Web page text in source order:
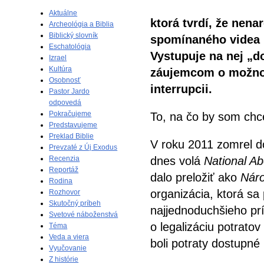
Aktuálne
Archeológia a Biblia
Biblický slovník
Eschatológia
Izrael
Kultúra
Osobnosť
Pastor Jardo
odpovedá
Pokračujeme
Predstavujeme
Preklad Biblie
Prevzaté z Új Exodus
Recenzia
Reportáž
Rodina
Rozhovor
Skutočný príbeh
Svetové náboženstvá
Téma
Veda a viera
Vyučovanie
Z histórie
ktorá tvrdí, že
spomínaného
Vystupuje na nej
záujemcom o
interrupcii.
To, na čo by som
V roku 2011 zomrel
dnes volá National
dalo preložiť ako
organizácia, ktorá sa
najjednoduchšieho
o legalizáciu
boli potraty